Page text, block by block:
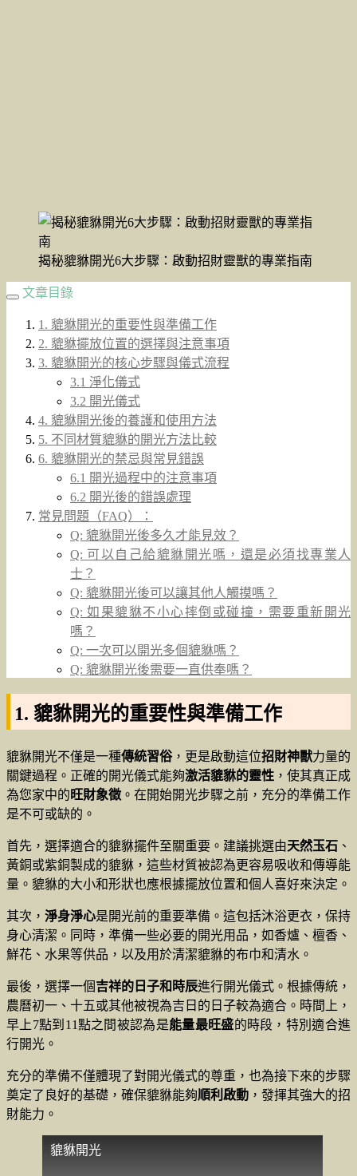
揭秘貔貅開光6大步驟：啟動招財靈獸的專業指南
文章目錄
1. 貔貅開光的重要性與準備工作
2. 貔貅擺放位置的選擇與注意事項
3. 貔貅開光的核心步驟與儀式流程
3.1 淨化儀式
3.2 開光儀式
4. 貔貅開光後的養護和使用方法
5. 不同材質貔貅的開光方法比較
6. 貔貅開光的禁忌與常見錯誤
6.1 開光過程中的注意事項
6.2 開光後的錯誤處理
常見問題（FAQ）：
Q: 貔貅開光後多久才能見效？
Q: 可以自己給貔貅開光嗎，還是必須找專業人
士？
Q: 貔貅開光後可以讓其他人觸摸嗎？
Q: 如果貔貅不小心摔倒或碰撞，需要重新開光
嗎？
Q: 一次可以開光多個貔貅嗎？
Q: 貔貅開光後需要一直供奉嗎？
1. 貔貅開光的重要性與準備工作
貔貅開光不僅是一種傳統習俗，更是啟動這位招財神獸力量的
關鍵過程。正確的開光儀式能夠激活貔貅的靈性 ，使其真正成
為您家中的 旺財象徵 。在開始開光步驟之前，充分的準備工作
是不可或缺的。
首先，選擇適合的貔貅擺件至關重要。建議挑選由天然玉石 、
黃銅或紫銅製成的貔貅，這些材質被認為更容易吸收和傳導能
量。貔貅的大小和形狀也應根據擺放位置和個人喜好來決定。
其次， 淨身淨心是開光前的重要準備。這包括沐浴更衣，保持
身心清潔。同時，準備一些必要的開光用品，如香爐、檀香、
鮮花、水果等供品，以及用於清潔貔貅的布巾和清水。
最後，選擇一個吉祥的日子和時辰進行開光儀式。根據傳統，
農曆初一、十五或其他被視為吉日的日子較為適合。時間上，
早上7點到11點之間被認為是能量最旺盛的時段，特別適合進
行開光。
充分的準備不僅體現了對開光儀式的尊重，也為接下來的步驟
奠定了良好的基礎，確保貔貅能夠順利啟動 ，發揮其強大的招
財能力。
貔貅開光